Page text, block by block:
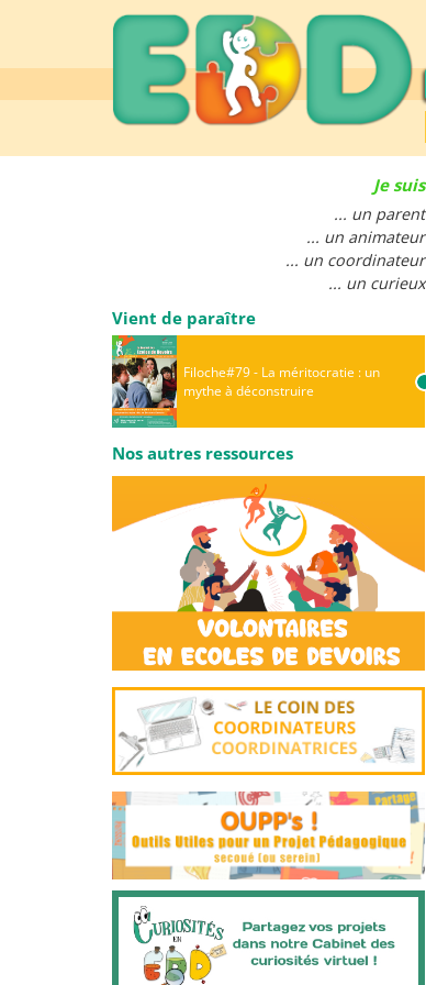
Je suis
... un parent
... un animateur
... un coordinateur
... un curieux
Vient de paraître
Filoche#79 - La méritocratie : un
mythe à déconstruire
Nos autres ressources